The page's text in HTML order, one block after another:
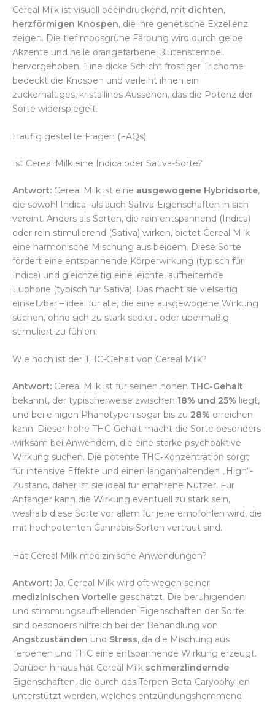
Cereal Milk ist visuell beeindruckend, mit dichten,
herzförmigen Knospen, die ihre genetische Exzellenz
zeigen. Die tief moosgrüne Färbung wird durch gelbe
Akzente und helle orangefarbene Blütenstempel
hervorgehoben. Eine dicke Schicht frostiger Trichome
bedeckt die Knospen und verleiht ihnen ein
zuckerhaltiges, kristallines Aussehen, das die Potenz der
Sorte widerspiegelt.
Häufig gestellte Fragen (FAQs)
Ist Cereal Milk eine Indica oder Sativa-Sorte?
Antwort: Cereal Milk ist eine ausgewogene Hybridsorte,
die sowohl Indica- als auch Sativa-Eigenschaften in sich
vereint. Anders als Sorten, die rein entspannend (Indica)
oder rein stimulierend (Sativa) wirken, bietet Cereal Milk
eine harmonische Mischung aus beidem. Diese Sorte
fördert eine entspannende Körperwirkung (typisch für
Indica) und gleichzeitig eine leichte, aufheiternde
Euphorie (typisch für Sativa). Das macht sie vielseitig
einsetzbar – ideal für alle, die eine ausgewogene Wirkung
suchen, ohne sich zu stark sediert oder übermäßig
stimuliert zu fühlen.
Wie hoch ist der THC-Gehalt von Cereal Milk?
Antwort: Cereal Milk ist für seinen hohen THC-Gehalt
bekannt, der typischerweise zwischen 18% und 25% liegt,
und bei einigen Phänotypen sogar bis zu 28% erreichen
kann. Dieser hohe THC-Gehalt macht die Sorte besonders
wirksam bei Anwendern, die eine starke psychoaktive
Wirkung suchen. Die potente THC-Konzentration sorgt
für intensive Effekte und einen langanhaltenden „High“-
Zustand, daher ist sie ideal für erfahrene Nutzer. Für
Anfänger kann die Wirkung eventuell zu stark sein,
weshalb diese Sorte vor allem für jene empfohlen wird, die
mit hochpotenten Cannabis-Sorten vertraut sind.
Hat Cereal Milk medizinische Anwendungen?
Antwort: Ja, Cereal Milk wird oft wegen seiner
medizinischen Vorteile geschätzt. Die beruhigenden
und stimmungsaufhellenden Eigenschaften der Sorte
sind besonders hilfreich bei der Behandlung von
Angstzuständen und Stress, da die Mischung aus
Terpenen und THC eine entspannende Wirkung erzeugt.
Darüber hinaus hat Cereal Milk schmerzlindernde
Eigenschaften, die durch das Terpen Beta-Caryophyllen
unterstützt werden, welches entzündungshemmend